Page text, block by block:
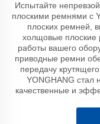
Испытайте
плоскими ремнями с
плоских ремней,
холщовые плоские
работы вашего
приводные ремни
передачу
YONGHANG
качественные и